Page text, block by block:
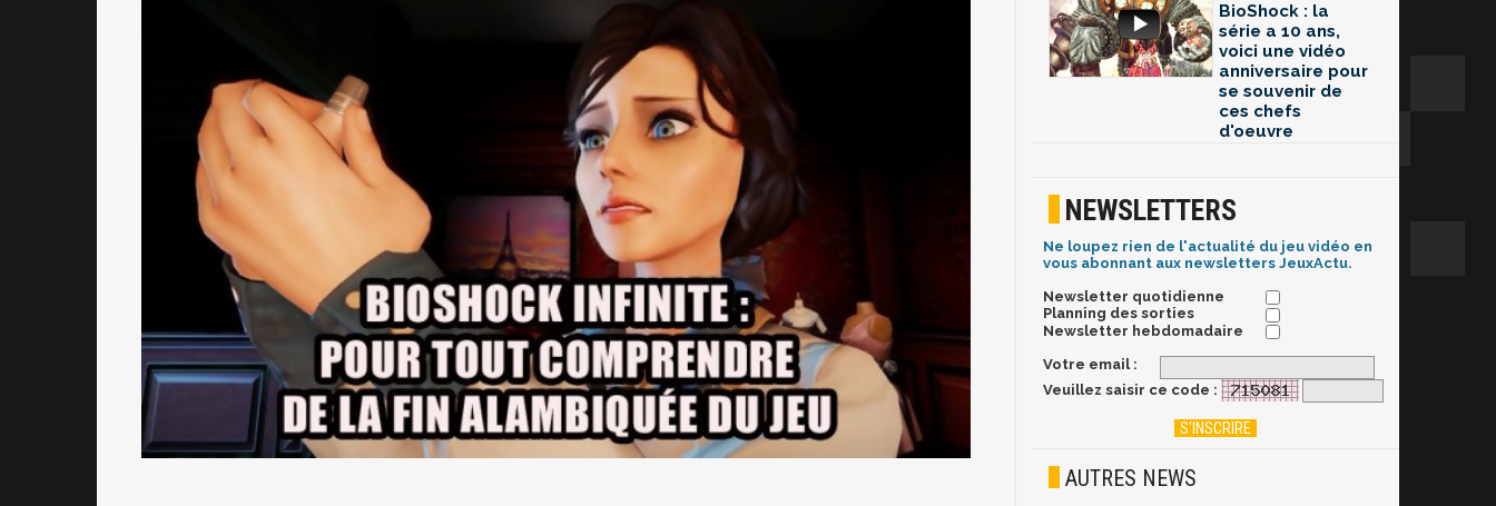
BioShock : la
série a 10 ans,
voici une vidéo
anniversaire pour
se souvenir de
ces chefs
d'oeuvre
NEWSLETTERS
Ne loupez rien de l'actualité du jeu vidéo en
vous abonnant aux newsletters JeuxActu.
Newsletter quotidienne
Planning des sorties
Newsletter hebdomadaire
Votre email :
Veuillez saisir ce code :
AUTRES NEWS